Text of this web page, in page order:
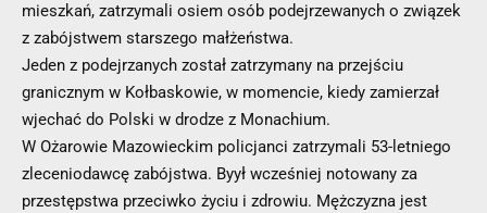
mieszkań, zatrzymali osiem osób podejrzewanych o związek
z zabójstwem starszego małżeństwa.
Jeden z podejrzanych został zatrzymany na przejściu
granicznym w Kołbaskowie, w momencie, kiedy zamierzał
wjechać do Polski w drodze z Monachium.
W Ożarowie Mazowieckim policjanci zatrzymali 53-letniego
zleceniodawcę zabójstwa. Byył wcześniej notowany za
przestępstwa przeciwko życiu i zdrowiu. Mężczyzna jest